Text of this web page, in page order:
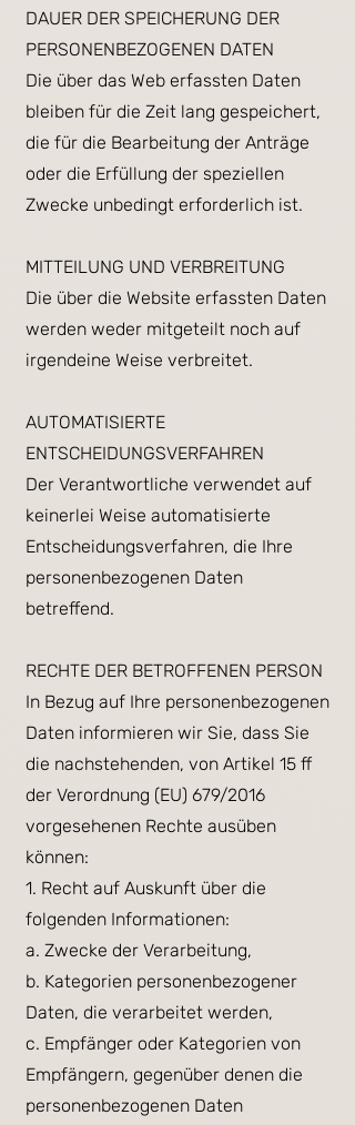
DAUER DER SPEICHERUNG DER
PERSONENBEZOGENEN DATEN
Die über das Web erfassten Daten
bleiben für die Zeit lang gespeichert,
die für die Bearbeitung der Anträge
oder die Erfüllung der speziellen
Zwecke unbedingt erforderlich ist.
MITTEILUNG UND VERBREITUNG
Die über die Website erfassten Daten
werden weder mitgeteilt noch auf
irgendeine Weise verbreitet.
AUTOMATISIERTE
ENTSCHEIDUNGSVERFAHREN
Der Verantwortliche verwendet auf
keinerlei Weise automatisierte
Entscheidungsverfahren, die Ihre
personenbezogenen Daten
betreffend.
RECHTE DER BETROFFENEN PERSON
In Bezug auf Ihre personenbezogenen
Daten informieren wir Sie, dass Sie
die nachstehenden, von Artikel 15 ff
der Verordnung (EU) 679/2016
vorgesehenen Rechte ausüben
können:
1. Recht auf Auskunft über die
folgenden Informationen:
a. Zwecke der Verarbeitung,
b. Kategorien personenbezogener
Daten, die verarbeitet werden,
c. Empfänger oder Kategorien von
Empfängern, gegenüber denen die
personenbezogenen Daten